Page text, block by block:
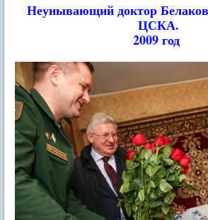
Неунывающий доктор
ЦСКА.
2009 год